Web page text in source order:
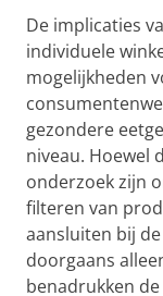
De implicaties
individuele
mogelijkheden
gezondere
niveau. Hoewel
onderzoek zijn
filteren van
aansluiten bij
doorgaans
benadrukken